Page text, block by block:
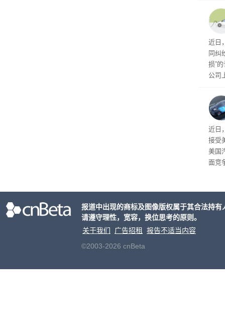
训练
近日
同纠
损”
公司
事
给
近日
接受
美国
面竞
报道中出现的商标及图像版权属于其合法持
请遵守理性，宽容，换位思考的原则。
关于我们
广告招租
报告不适当内容
©2003-2026 cnBeta